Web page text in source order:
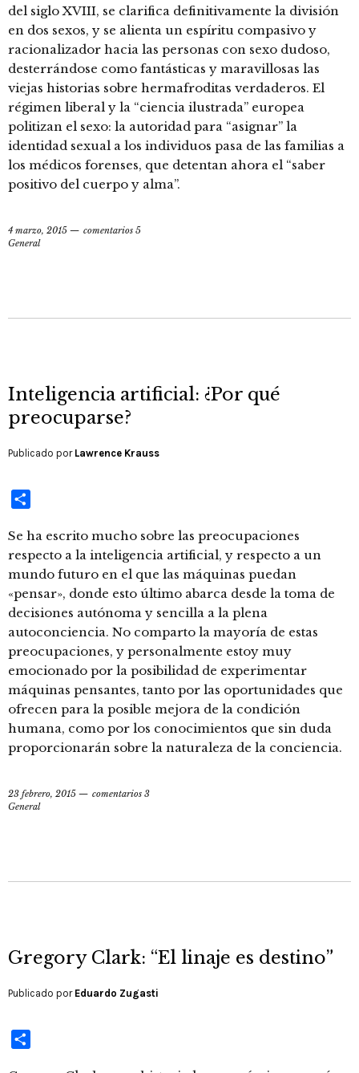
del siglo XVIII, se clarifica definitivamente la división
en dos sexos, y se alienta un espíritu compasivo y
racionalizador hacia las personas con sexo dudoso,
desterrándose como fantásticas y maravillosas las
viejas historias sobre hermafroditas verdaderos. El
régimen liberal y la “ciencia ilustrada” europea
politizan el sexo: la autoridad para “asignar” la
identidad sexual a los individuos pasa de las familias a
los médicos forenses, que detentan ahora el “saber
positivo del cuerpo y alma”.
4 marzo, 2015
comentarios 5
General
Inteligencia artificial: ¿Por qué
preocuparse?
Publicado por Lawrence Krauss
Se ha escrito mucho sobre las preocupaciones
respecto a la inteligencia artificial, y respecto a un
mundo futuro en el que las máquinas puedan
«pensar», donde esto último abarca desde la toma de
decisiones autónoma y sencilla a la plena
autoconciencia. No comparto la mayoría de estas
preocupaciones, y personalmente estoy muy
emocionado por la posibilidad de experimentar
máquinas pensantes, tanto por las oportunidades que
ofrecen para la posible mejora de la condición
humana, como por los conocimientos que sin duda
proporcionarán sobre la naturaleza de la conciencia.
23 febrero, 2015
comentarios 3
General
Gregory Clark: “El linaje es destino”
Publicado por Eduardo Zugasti